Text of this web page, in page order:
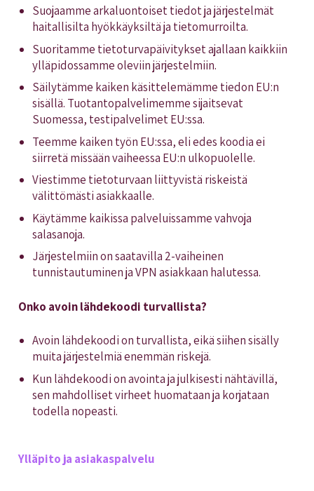
Suojaamme arkaluontoiset tiedot ja järjestelmät
haitallisilta hyökkäyksiltä ja tietomurroilta.
Suoritamme tietoturvapäivitykset ajallaan kaikkiin
ylläpidossamme oleviin järjestelmiin.
Säilytämme kaiken käsittelemämme tiedon EU:n
sisällä. Tuotantopalvelimemme sijaitsevat
Suomessa, testipalvelimet EU:ssa.
Teemme kaiken työn EU:ssa, eli edes koodia ei
siirretä missään vaiheessa EU:n ulkopuolelle.
Viestimme tietoturvaan liittyvistä riskeistä
välittömästi asiakkaalle.
Käytämme kaikissa palveluissamme vahvoja
salasanoja.
Järjestelmiin on saatavilla 2-vaiheinen
tunnistautuminen ja VPN asiakkaan halutessa.
Onko avoin lähdekoodi turvallista?
Avoin lähdekoodi on turvallista, eikä siihen sisälly
muita järjestelmiä enemmän riskejä.
Kun lähdekoodi on avointa ja julkisesti nähtävillä,
sen mahdolliset virheet huomataan ja korjataan
todella nopeasti.
Ylläpito ja asiakaspalvelu